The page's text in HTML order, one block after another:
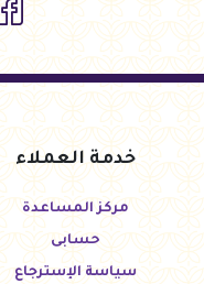
خدمة العملاء
مركز المساعدة
حسابى
سياسة الإسترجاع